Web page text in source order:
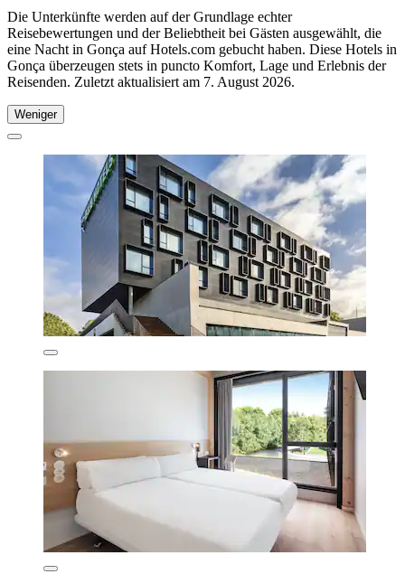
Die Unterkünfte werden auf der Grundlage echter
Reisebewertungen und der Beliebtheit bei Gästen ausgewählt, die
eine Nacht in Gonça auf Hotels.com gebucht haben. Diese Hotels in
Gonça überzeugen stets in puncto Komfort, Lage und Erlebnis der
Reisenden. Zuletzt aktualisiert am 7. August 2026.
Weniger